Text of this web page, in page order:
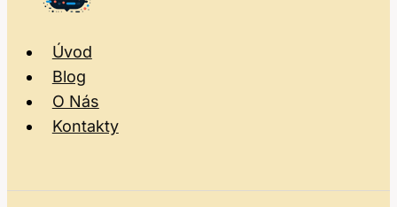
Úvod
Blog
O Nás
Kontakty